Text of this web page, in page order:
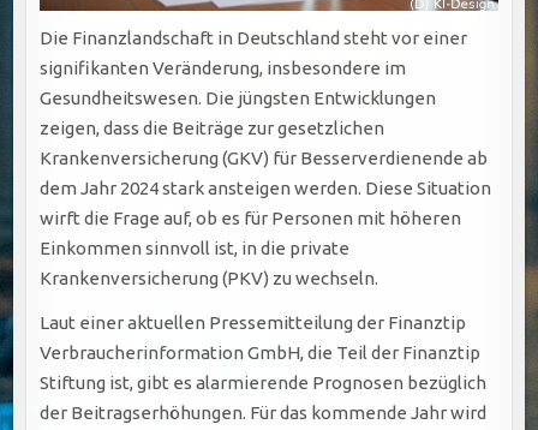
Die Finanzlandschaft in Deutschland steht vor einer
signifikanten Veränderung, insbesondere im
Gesundheitswesen. Die jüngsten Entwicklungen
zeigen, dass die Beiträge zur gesetzlichen
Krankenversicherung (GKV) für Besserverdienende ab
dem Jahr 2024 stark ansteigen werden. Diese Situation
wirft die Frage auf, ob es für Personen mit höheren
Einkommen sinnvoll ist, in die private
Krankenversicherung (PKV) zu wechseln.
Laut einer aktuellen Pressemitteilung der Finanztip
Verbraucherinformation GmbH, die Teil der Finanztip
Stiftung ist, gibt es alarmierende Prognosen bezüglich
der Beitragserhöhungen. Für das kommende Jahr wird